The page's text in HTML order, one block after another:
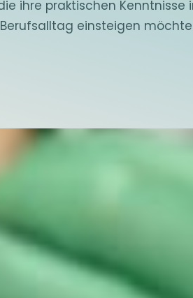
ihre praktischen Kenntnisse
einsteigen